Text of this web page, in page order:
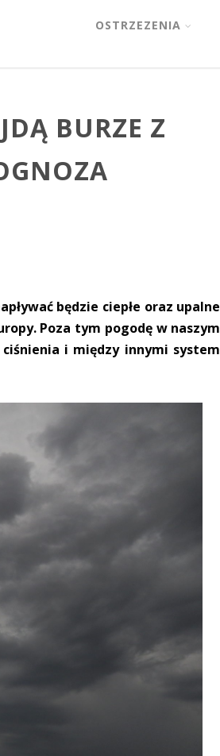
OSTRZEZENIA
BURZE Z
będzie ciepłe oraz upalne
Poza tym pogodę w naszym
i między innymi system